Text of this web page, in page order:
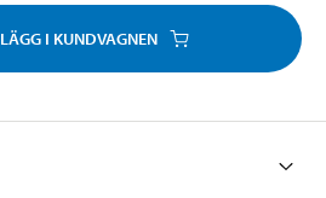
LÄGG I KUNDVAGNEN